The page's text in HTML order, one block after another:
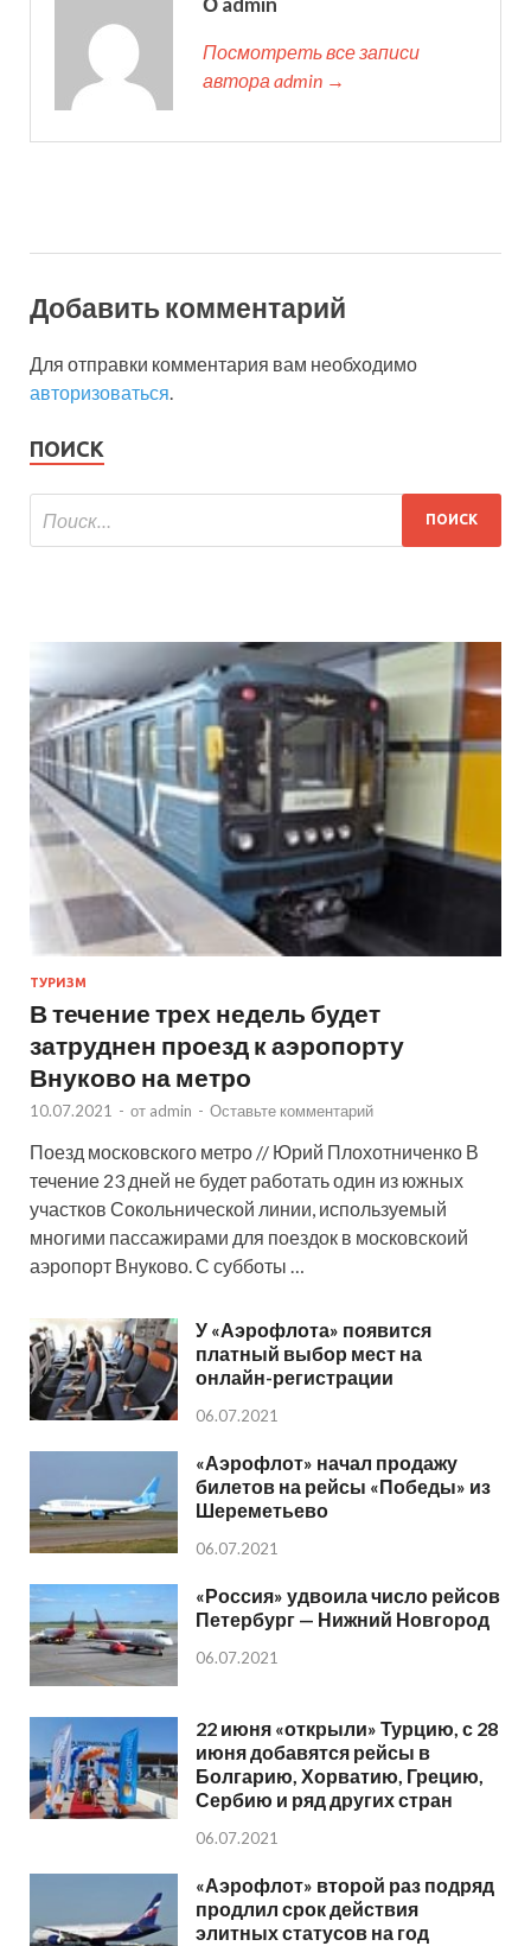
Посмотреть все записи
автора admin →
Добавить комментарий
Для отправки комментария вам необходимо
авторизоваться
ПОИСК
ТУРИЗМ
В течение трех недель будет
затруднен проезд к аэропорту
Внуково на метро
10.07.2021 - от admin - Оставьте комментарий
Поезд московского метро // Юрий Плохотниченко В
течение 23 дней не будет работать один из южных
участков Сокольнической линии, используемый
многими пассажирами для поездок в московскоий
аэропорт Внуково. С субботы …
У «Аэрофлота» появится
платный выбор мест на
онлайн-регистрации
06.07.2021
«Аэрофлот» начал продажу
билетов на рейсы «Победы» из
Шереметьево
06.07.2021
«Россия» удвоила число рейсов
Петербург — Нижний Новгород
06.07.2021
22 июня «открыли» Турцию, с 28
июня добавятся рейсы в
Болгарию, Хорватию, Грецию,
Сербию и ряд других стран
06.07.2021
«Аэрофлот» второй раз подряд
продлил срок действия
элитных статусов на год